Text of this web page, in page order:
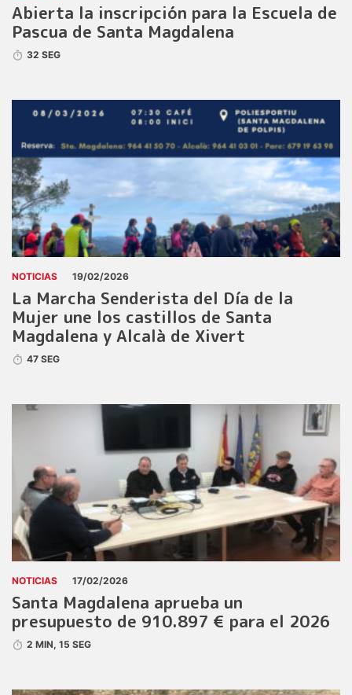
Abierta la inscripción para la Escuela de
Pascua de Santa Magdalena
32 SEG
NOTICIAS 19/02/2026
La Marcha Senderista del Día de la
Mujer une los castillos de Santa
Magdalena y Alcalà de Xivert
47 SEG
NOTICIAS 17/02/2026
Santa Magdalena aprueba un
presupuesto de 910.897 € para el 2026
2 MIN, 15 SEG